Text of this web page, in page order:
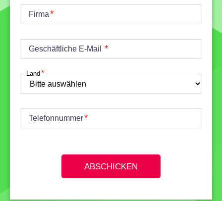
Firma
Geschäftliche E-Mail
Land
Telefonnummer
ABSCHICKEN